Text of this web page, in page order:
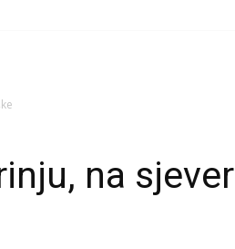
na sjever